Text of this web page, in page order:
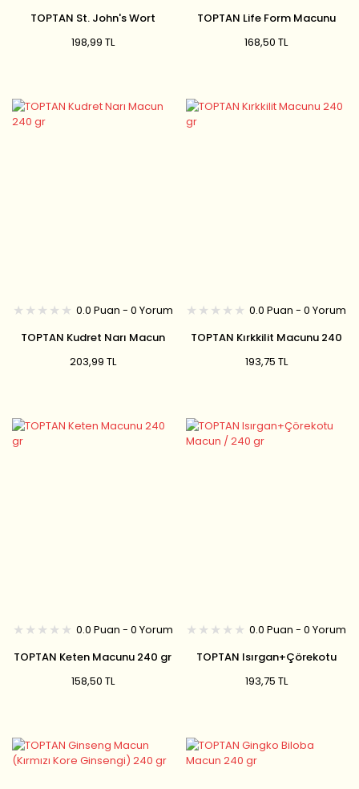
TOPTAN St. John's Wort
198,99 TL
TOPTAN Life Form Macunu
168,50 TL
0.0 Puan - 0 Yorum
TOPTAN Kudret Narı Macun
203,99 TL
0.0 Puan - 0 Yorum
TOPTAN Kırkkilit Macunu 240
193,75 TL
0.0 Puan - 0 Yorum
TOPTAN Keten Macunu 240 gr
158,50 TL
0.0 Puan - 0 Yorum
TOPTAN Isırgan+Çörekotu
193,75 TL